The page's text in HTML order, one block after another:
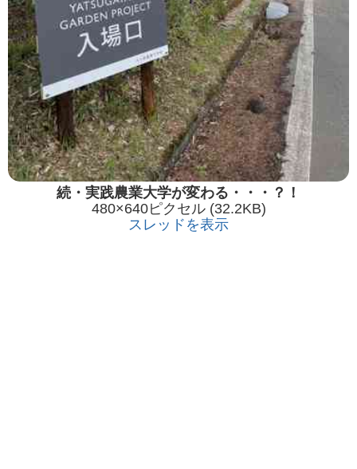
続・実践農業大学が変わる・・・？！
480×640ピクセル (32.2KB)
スレッドを表示